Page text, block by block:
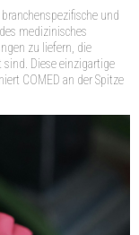
und
medizinisches
zu liefern, die
Diese einzigartige
COMED an der Spitze